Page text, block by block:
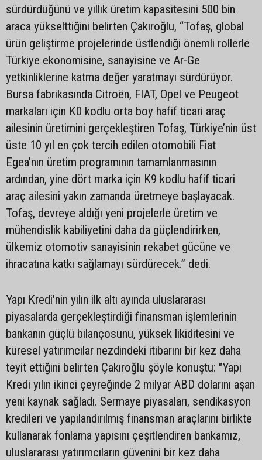
sürdürdüğünü ve yıllık üretim kapasitesini 500 bin
araca yükselttiğini belirten Çakıroğlu, “Tofaş, global
ürün geliştirme projelerinde üstlendiği önemli rollerle
Türkiye ekonomisine, sanayisine ve Ar-Ge
yetkinliklerine katma değer yaratmayı sürdürüyor.
Bursa fabrikasında Citroën, FIAT, Opel ve Peugeot
markaları için K0 kodlu orta boy hafif ticari araç
ailesinin üretimini gerçekleştiren Tofaş, Türkiye’nin üst
üste 10 yıl en çok tercih edilen otomobili Fiat
Egea'nın üretim programının tamamlanmasının
ardından, yine dört marka için K9 kodlu hafif ticari
araç ailesini yakın zamanda üretmeye başlayacak.
Tofaş, devreye aldığı yeni projelerle üretim ve
mühendislik kabiliyetini daha da güçlendirirken,
ülkemiz otomotiv sanayisinin rekabet gücüne ve
ihracatına katkı sağlamayı sürdürecek.” dedi.
Yapı Kredi'nin yılın ilk altı ayında uluslararası
piyasalarda gerçekleştirdiği finansman işlemlerinin
bankanın güçlü bilançosunu, yüksek likiditesini ve
küresel yatırımcılar nezdindeki itibarını bir kez daha
teyit ettiğini belirten Çakıroğlu şöyle konuştu: "Yapı
Kredi yılın ikinci çeyreğinde 2 milyar ABD dolarını aşan
yeni kaynak sağladı. Sermaye piyasaları, sendikasyon
kredileri ve yapılandırılmış finansman araçlarını birlikte
kullanarak fonlama yapısını çeşitlendiren bankamız,
uluslararası yatırımcıların güvenini bir kez daha